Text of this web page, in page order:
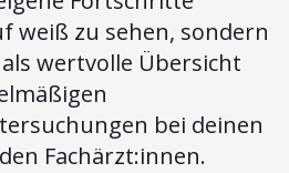
weiß zu sehen, sondern
wertvolle Übersicht
bei deinen
Fachärzt:innen.